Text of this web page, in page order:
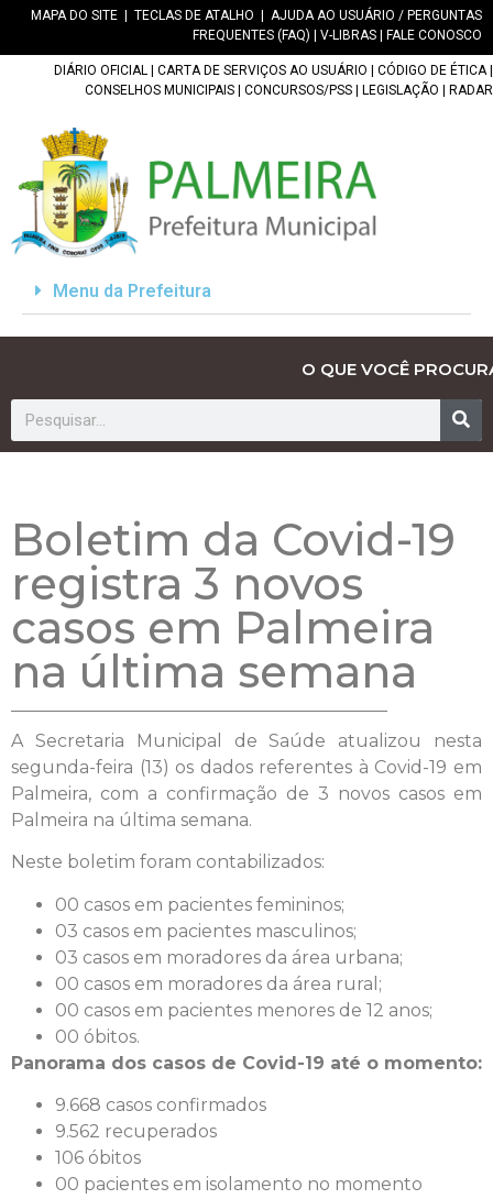
MAPA DO SITE TECLAS DE ATALHO
AJUDA AO USUÁRIO / PERGUNTAS
FREQUENTES (FAQ)
V-LIBRAS FALE CONOSCO
DIÁRIO OFICIAL CARTA DE SERVIÇOS AO USUÁRIO CÓDIGO DE ÉTICA|
CONSELHOS MUNICIPAIS
CONCURSOS/PSS LEGISLAÇÃO RADAR
Menu da Prefeitura
O QUE VOCÊ
Boletim da Covid-19
registra 3 novos
casos em Palmeira
na última semana
A Secretaria Municipal de Saúde atualizou nesta
segunda-feira (13) os dados referentes à Covid-19 em
Palmeira, com a confirmação de 3 novos casos em
Palmeira na última semana.
Neste boletim foram contabilizados:
00 casos em pacientes femininos;
03 casos em pacientes masculinos;
03 casos em moradores da área urbana;
00 casos em moradores da área rural;
00 casos em pacientes menores de 12 anos;
00 óbitos.
Panorama dos casos de Covid-19 até o momento:
9.668 casos confirmados
9.562 recuperados
106 óbitos
00 pacientes em isolamento no momento